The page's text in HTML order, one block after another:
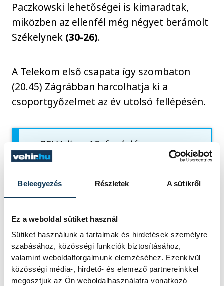
Beleegyezés Részletek A sütikről
Ez a weboldal sütiket használ
Sütiket használunk a tartalmak és hirdetések személyre
szabásához, közösségi funkciók biztosításához,
valamint weboldalforgalmunk elemzéséhez. Ezenkívül
közösségi média-, hirdető- és elemező partnereinkkel
megosztjuk az Ön weboldalhasználatra vonatkozó
Paczkowski lehetőségei is kimaradtak,
miközben az ellenfél még négyet berámolt
Székelynek (30-26).
A Telekom első csapata így szombaton
(20.45) Zágrábban harcolhatja ki a
csoportgyőzelmet az év utolsó fellépésén.
SEHA-liga, 10. forduló:
Metaloplastika Sabac–Telekom
Veszprém 30-26 (18-15)
Szabács (Szerbia), vezette:
(északmacedónok).
Sabac: Bomastar – Milics 3,
Todorovics, Csagalj 1, Dukics 4,
Gojkovics 3, Maticsics 1 (1).
Csere: Jandrics (kapus) 2, Kljajics